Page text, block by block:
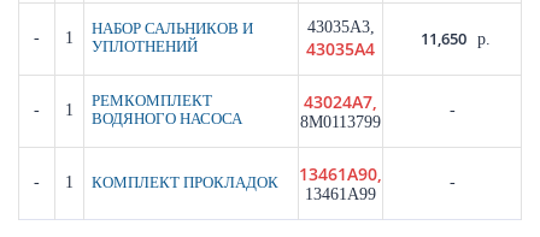
- 1
НАБОР САЛЬНИКОВ И
УПЛОТНЕНИЙ
43035A3,
43035A4 11,650 р.
- 1
РЕМКОМПЛЕКТ
ВОДЯНОГО НАСОСА
43024A7,
8M0113799
-
- 1 КОМПЛЕКТ ПРОКЛАДОК 13461A90,
13461A99
-